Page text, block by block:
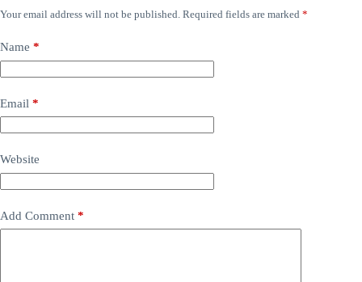
Your email address will not be published. Required fields are marked *
Name *
Email *
Website
Add Comment *